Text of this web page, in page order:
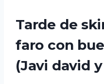
r
p
i
Tarde de
faro con
(Javi david